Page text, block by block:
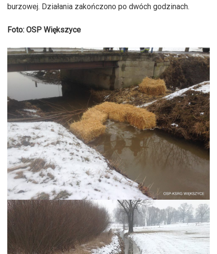
burzowej. Działania zakończono po dwóch godzinach.
Foto: OSP Większyce